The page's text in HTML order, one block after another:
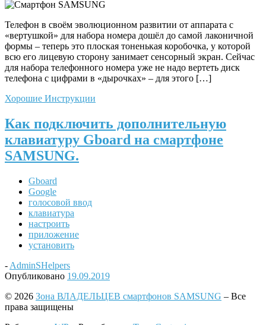
Телефон в своём эволюционном развитии от аппарата с
«вертушкой» для набора номера дошёл до самой лаконичной
формы – теперь это плоская тоненькая коробочка, у которой
всю его лицевую сторону занимает сенсорный экран. Сейчас
для набора телефонного номера уже не надо вертеть диск
телефона с цифрами в «дырочках» – для этого […]
Хорошие Инструкции
Как подключить дополнительную
клавиатуру Gboard на смартфоне
SAMSUNG.
Gboard
Google
голосовой ввод
клавиатура
настроить
приложение
установить
- AdminSHelpers
Опубликовано 19.09.2019
© 2026 Зона ВЛАДЕЛЬЦЕВ смартфонов SAMSUNG – Все
права защищены